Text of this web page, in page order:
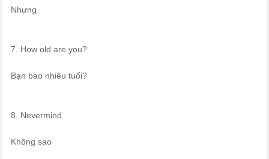
Nhưng
7. How old are you?
Bạn bao nhiêu tuổi?
8. Nevermind
Không sao